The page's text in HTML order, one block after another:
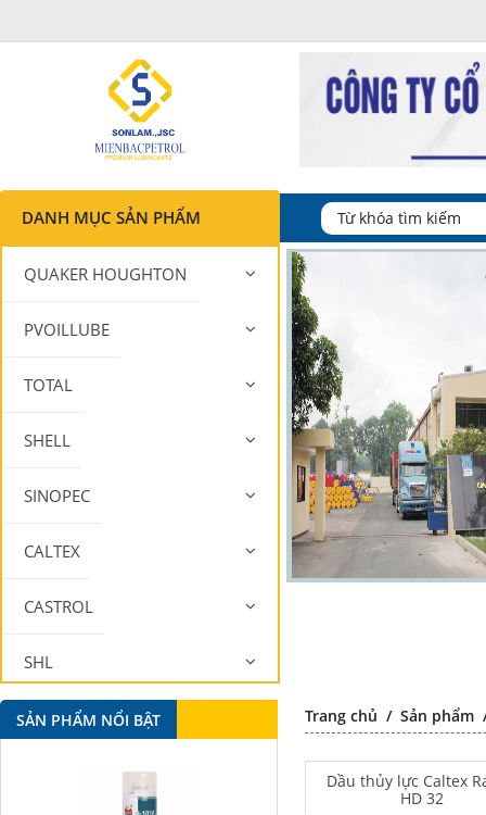
DANH MỤC SẢN PHẨM
QUAKER HOUGHTON
PVOILLUBE
TOTAL
SHELL
SINOPEC
CALTEX
CASTROL
SHL
MOBIL Trang chủ /Sản phẩm
Dầu thủy lực Caltex
HD 32
SẢN PHẨM NỔI BẬT